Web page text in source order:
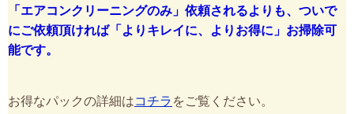
「エアコンクリーニングのみ」依頼されるよりも、ついで
にご依頼頂ければ「よりキレイに、よりお得に」お掃除可
能です。
お得なパックの詳細はコチラ をご覧ください。